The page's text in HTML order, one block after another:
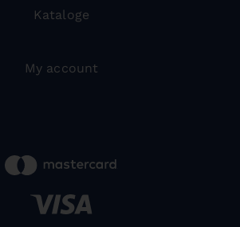
Kataloge
My account